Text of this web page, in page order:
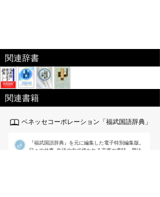
関連辞書
関連書籍
ベネッセコーポレーション「福武国語辞典」
『福武国語辞典』を元に編集した電子特別編集版。
日々の仕事･生活の中で使われる言葉や意味、用法